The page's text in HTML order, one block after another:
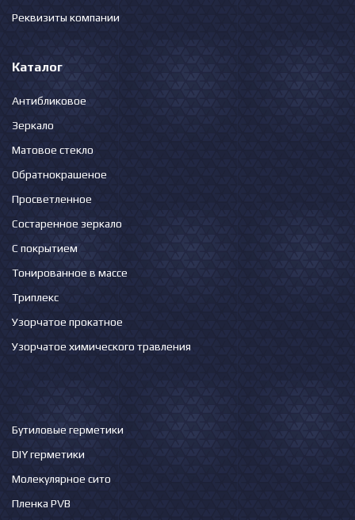
Реквизиты компании
Каталог
Антибликовое
Зеркало
Матовое стекло
Обратнокрашеное
Просветленное
Состаренное зеркало
С покрытием
Тонированное в массе
Триплекс
Узорчатое прокатное
Узорчатое химического травления
Бутиловые герметики
DIY герметики
Молекулярное сито
Пленка PVB